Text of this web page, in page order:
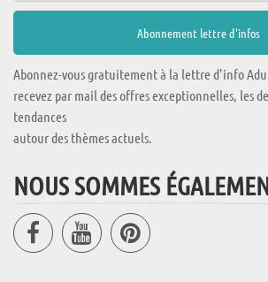
Abonnez-vous gratuitement à la lettre d'info
recevez par mail des offres exceptionnelles, les
tendances
autour des thèmes actuels.
NOUS SOMMES